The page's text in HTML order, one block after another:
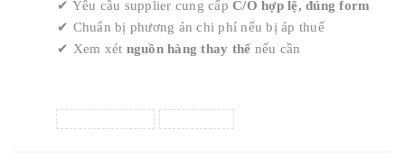
✔ Yêu cầu supplier cung cấp C/O hợp lệ, đúng form
✔ Chuẩn bị phương án chi phí nếu bị áp thuế
✔ Xem xét nguồn hàng thay thế nếu cần